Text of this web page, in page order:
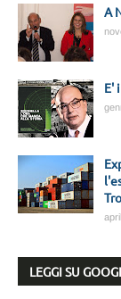
A
E'
LEGGI SU